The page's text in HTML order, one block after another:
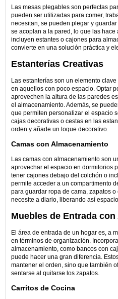
Las mesas plegables son perfectas
pueden ser utilizadas para comer,
necesitan, se pueden plegar y
se acoplan a la pared, lo que las
incluyen estantes o cajones para
convierte en una solución práctica y
Estanterías Creativas
Las estanterías son un elemento
en aquellos con poco espacio. Optar
aprovechen la altura de las paredes
el almacenamiento. Además, se
que permiten personalizar el espacio
cajas decorativas o cestas en las
orden y añade un toque decorativo.
Camas con Almacenamiento
Las camas con almacenamiento son
aprovechar el espacio en dormitorios
tener cajones debajo del colchón o
permite acceder a un compartimento
para guardar ropa de cama, zapatos
necesite a diario, liberando así
Muebles de Entrada
El área de entrada de un hogar es, a
en términos de organización.
almacenamiento, como bancos con
puede hacer una gran diferencia.
mantener el orden, sino que también
sentarse al quitarse los zapatos.
Carritos de Cocina